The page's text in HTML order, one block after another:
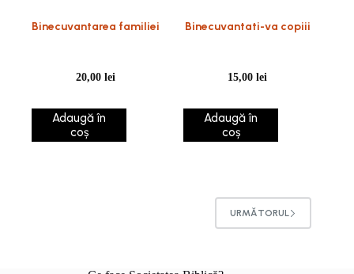
Binecuvantarea familiei
20,00lei
Adaugă în
coș
Binecuvantati-va copiii
15,00lei
Adaugă în
coș
URMĂTORUL